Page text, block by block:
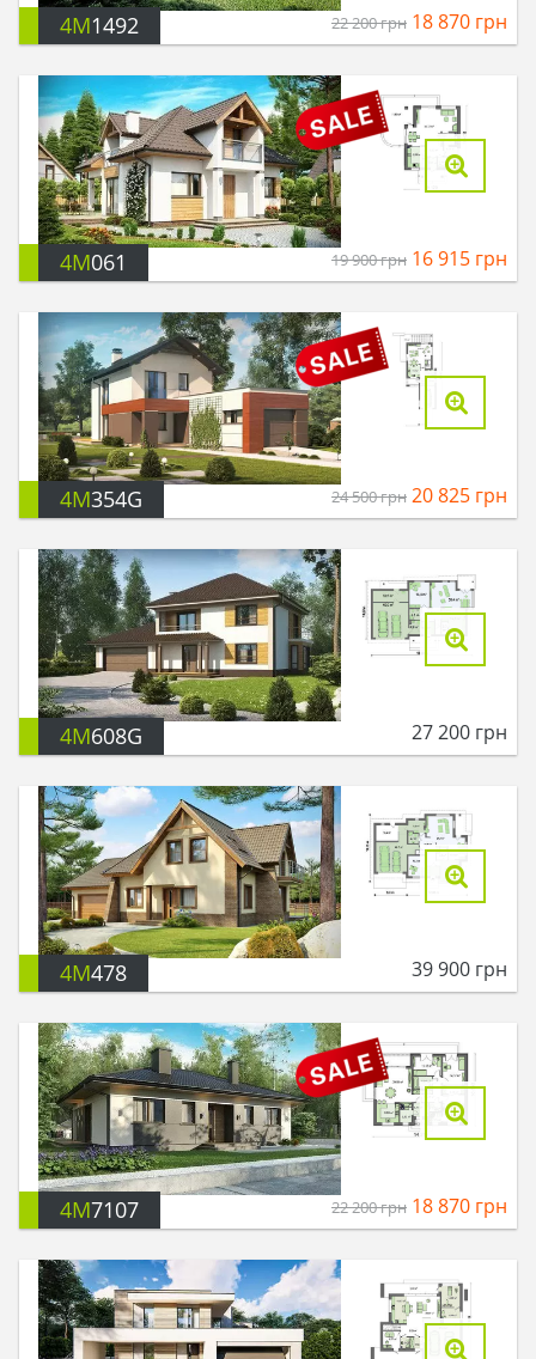
4M1492 22 200грн 18 870 грн
4M061 19 900грн 16 915 грн
4M354G 24 500грн 20 825 грн
4M608G 27 200 грн
4M478 39 900 грн
4M7107 22 200грн 18 870 грн